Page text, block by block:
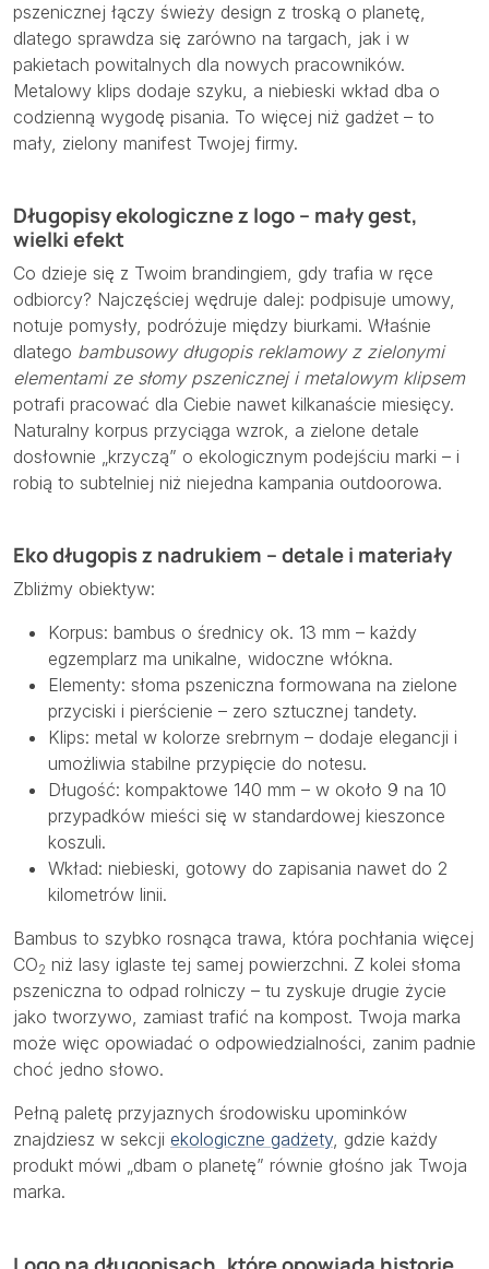
pszenicznej łączy świeży design z troską o planetę,
dlatego sprawdza się zarówno na targach, jak i w
pakietach powitalnych dla nowych pracowników.
Metalowy klips dodaje szyku, a niebieski wkład dba o
codzienną wygodę pisania. To więcej niż gadżet – to
mały, zielony manifest Twojej firmy.
Długopisy ekologiczne z logo – mały gest,
wielki efekt
Co dzieje się z Twoim brandingiem, gdy trafia w ręce
odbiorcy? Najczęściej wędruje dalej: podpisuje umowy,
notuje pomysły, podróżuje między biurkami. Właśnie
dlatego bambusowy długopis reklamowy z zielonymi
elementami ze słomy pszenicznej i metalowym klipsem
potrafi pracować dla Ciebie nawet kilkanaście miesięcy.
Naturalny korpus przyciąga wzrok, a zielone detale
dosłownie „krzyczą” o ekologicznym podejściu marki – i
robią to subtelniej niż niejedna kampania outdoorowa.
Eko długopis z nadrukiem – detale i materiały
Zbliżmy obiektyw:
Korpus: bambus o średnicy ok. 13 mm – każdy
egzemplarz ma unikalne, widoczne włókna.
Elementy: słoma pszeniczna formowana na zielone
przyciski i pierścienie – zero sztucznej tandety.
Klips: metal w kolorze srebrnym – dodaje elegancji i
umożliwia stabilne przypięcie do notesu.
Długość: kompaktowe 140 mm – w około 9 na 10
przypadków mieści się w standardowej kieszonce
koszuli.
Wkład: niebieski, gotowy do zapisania nawet do 2
kilometrów linii.
Bambus to szybko rosnąca trawa, która pochłania więcej
CO2 niż lasy iglaste tej samej powierzchni. Z kolei słoma
pszeniczna to odpad rolniczy – tu zyskuje drugie życie
jako tworzywo, zamiast trafić na kompost. Twoja marka
może więc opowiadać o odpowiedzialności, zanim padnie
choć jedno słowo.
Pełną paletę przyjaznych środowisku upominków
znajdziesz w sekcji ekologiczne gadżety, gdzie każdy
produkt mówi „dbam o planetę” równie głośno jak Twoja
marka.